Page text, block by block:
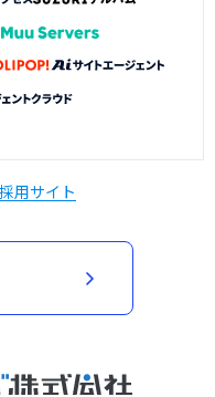
採用サイト